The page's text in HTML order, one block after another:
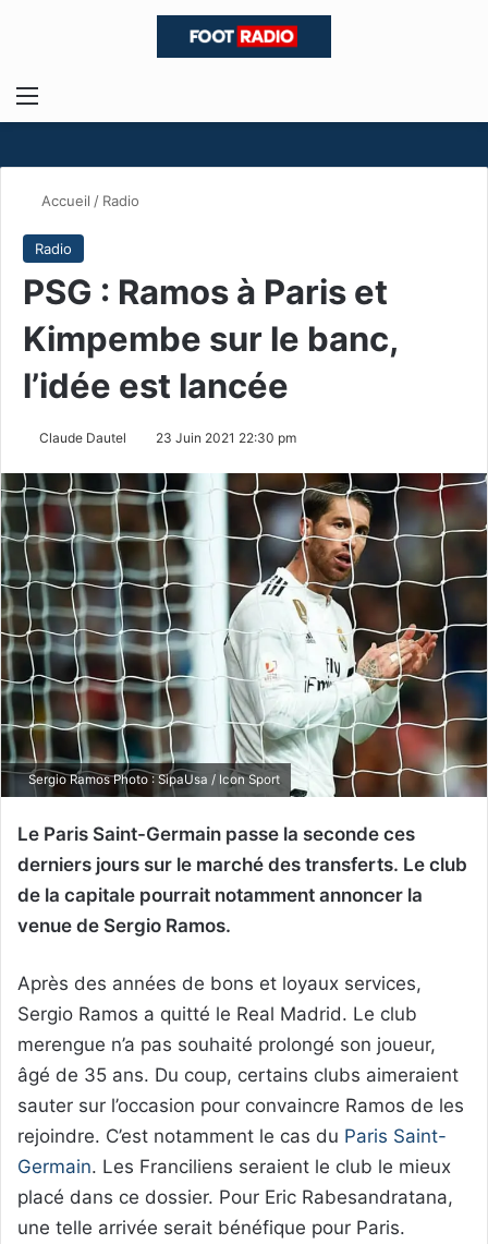
Menu
Accueil / Radio
Radio
PSG : Ramos à Paris et
Kimpembe sur le banc,
l’idée est lancée
Claude Dautel 23 Juin 2021 22:30 pm
Sergio Ramos Photo : SipaUsa / Icon Sport
Le Paris Saint-Germain passe la seconde ces
derniers jours sur le marché des transferts. Le club
de la capitale pourrait notamment annoncer la
venue de Sergio Ramos.
Après des années de bons et loyaux services,
Sergio Ramos a quitté le Real Madrid. Le club
merengue n’a pas souhaité prolongé son joueur,
âgé de 35 ans. Du coup, certains clubs aimeraient
sauter sur l’occasion pour convaincre Ramos de les
rejoindre. C’est notamment le cas du Paris Saint-
Germain. Les Franciliens seraient le club le mieux
placé dans ce dossier. Pour Eric Rabesandratana,
une telle arrivée serait bénéfique pour Paris.